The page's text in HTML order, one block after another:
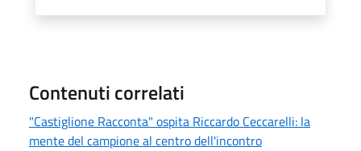
Contenuti correlati
"Castiglione Racconta" ospita Riccardo Ceccarelli: la
mente del campione al centro dell'incontro